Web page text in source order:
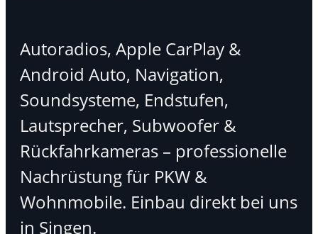
Autoradios, Apple CarPlay &
Android Auto, Navigation,
Soundsysteme, Endstufen,
Lautsprecher, Subwoofer &
Rückfahrkameras – professionelle
Nachrüstung für PKW &
Wohnmobile. Einbau direkt bei uns
in Singen.